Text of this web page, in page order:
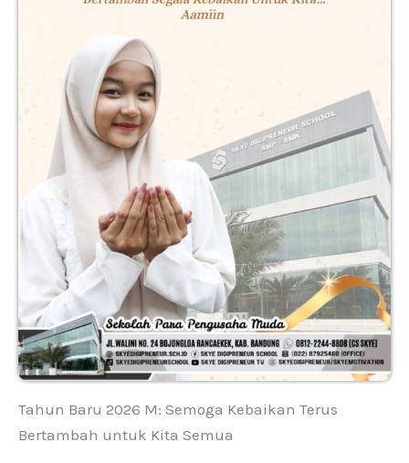
Tahun Baru 2026 M: Semoga Kebaikan Terus
Bertambah untuk Kita Semua